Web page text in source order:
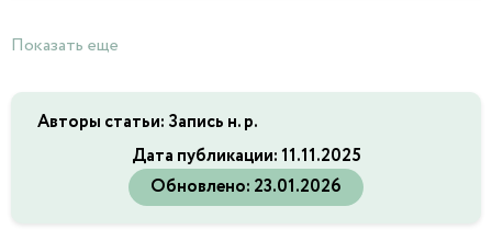
Показать еще
Авторы статьи: Запись н. р.
Дата публикации:11.11.2025
Обновлено: 23.01.2026